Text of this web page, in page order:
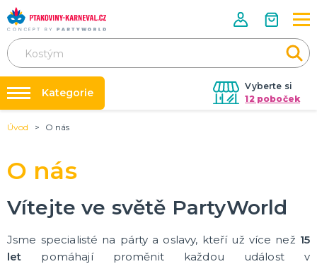
Vyberte si
12 poboček
Půjčovna kostýmů
Nafukování balónků
Prodejny
Rozvoz
Párty Blog
Kategorie
Pánské Halloweenské kostýmy
Dětské Halloweenské kostýmy
Dekorace a doplňky na Halloween
Balónky a dekorace
Úvod O nás
O nás
Vítejte ve světě PartyWorld
Jsme specialisté na párty a oslavy, kteří už více než 15
let pomáhají proměnit každou událost v